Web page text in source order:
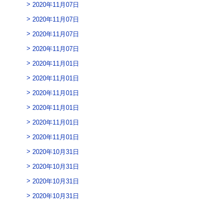
2020年11月07日
2020年11月07日
2020年11月07日
2020年11月07日
2020年11月01日
2020年11月01日
2020年11月01日
2020年11月01日
2020年11月01日
2020年11月01日
2020年10月31日
2020年10月31日
2020年10月31日
2020年10月31日